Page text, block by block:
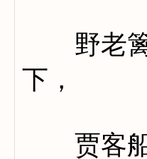
野老篱
下，
贾客船